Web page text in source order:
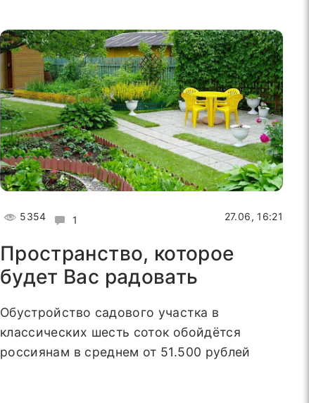
5354 1 27.06, 16:21
Пространство, которое
будет Вас радовать
Обустройство садового участка в
классических шесть соток обойдётся
россиянам в среднем от 51.500 рублей